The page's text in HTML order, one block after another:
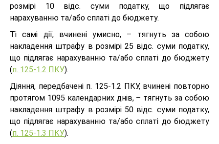
розмірі 10 відс. суми податку, що підлягає
нарахуванню та/або сплаті до бюджету.
Ті самі дії, вчинені умисно, – тягнуть за собою
накладення штрафу в розмірі 25 відс. суми податку,
що підлягає нарахуванню та/або сплаті до бюджету
(п. 125-1.2 ПКУ).
Діяння, передбачені п. 125-1.2 ПКУ, вчинені повторно
протягом 1095 календарних днів, – тягнуть за собою
накладення штрафу в розмірі 50 відс. суми податку,
що підлягає нарахуванню та/або сплаті до бюджету
(п. 125-1.3 ПКУ).